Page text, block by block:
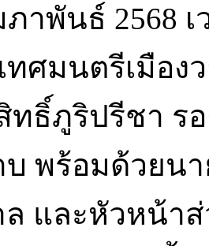
าพันธ์ 2568
ทศมนตรีเมือ
ทธิ์ภูริปรีชา ร
บ พร้อมด้วยน
และหัวหน้า